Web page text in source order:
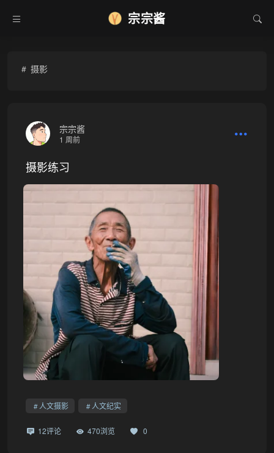
宗宗酱
摄影
宗宗酱
1 周前
摄影练习
人文摄影 人文纪实
12评论 470浏览 0